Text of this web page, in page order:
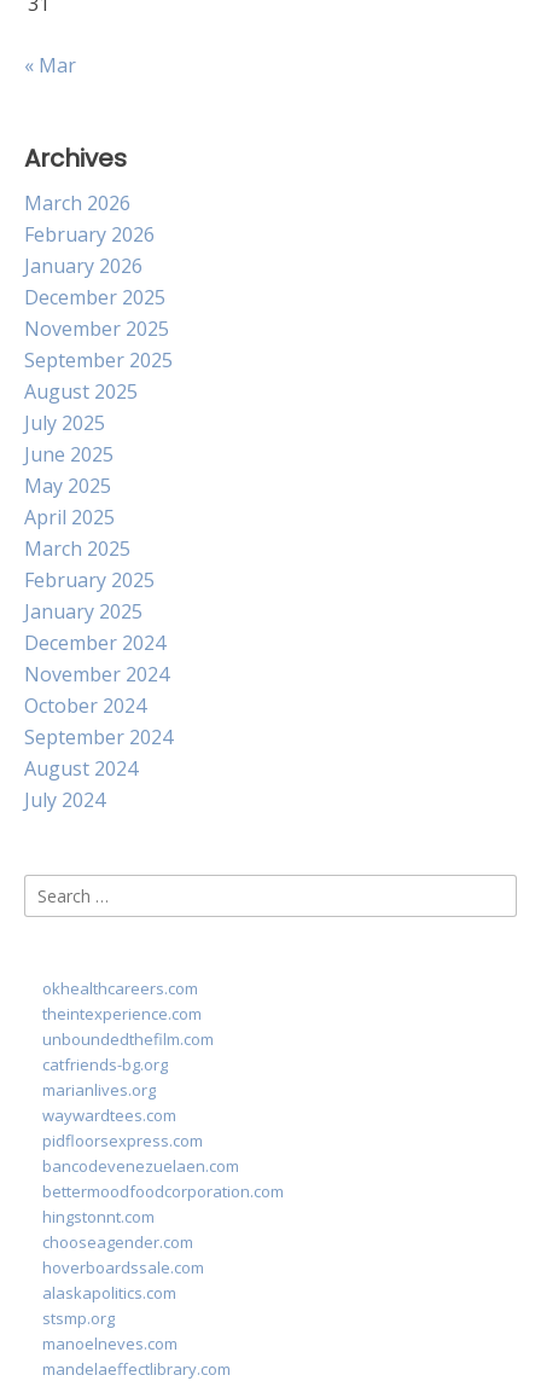
« Mar
Archives
March 2026
February 2026
January 2026
December 2025
November 2025
September 2025
August 2025
July 2025
June 2025
May 2025
April 2025
March 2025
February 2025
January 2025
December 2024
November 2024
October 2024
September 2024
August 2024
July 2024
Search
for:
okhealthcareers.com
theintexperience.com
unboundedthefilm.com
catfriends-bg.org
marianlives.org
waywardtees.com
pidfloorsexpress.com
bancodevenezuelaen.com
bettermoodfoodcorporation.com
hingstonnt.com
chooseagender.com
hoverboardssale.com
alaskapolitics.com
stsmp.org
manoelneves.com
mandelaeffectlibrary.com